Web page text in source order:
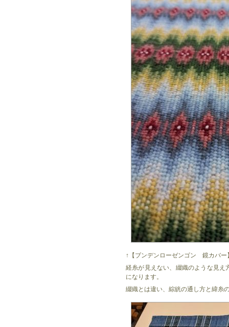
↑【ブンデンローゼンゴン 鏡カバー
経糸が見えない、綴織のような見え
になります。
綴織とは違い、綜絖の通し方と緯糸